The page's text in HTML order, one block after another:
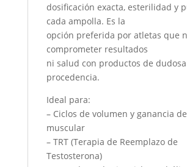
dosificación exacta, esterilidad y
cada ampolla. Es la
opción preferida por atletas que
comprometer resultados
ni salud con productos de dudosa
procedencia.
Ideal para:
– Ciclos de volumen y ganancia
muscular
– TRT (Terapia de Reemplazo de
Testosterona)